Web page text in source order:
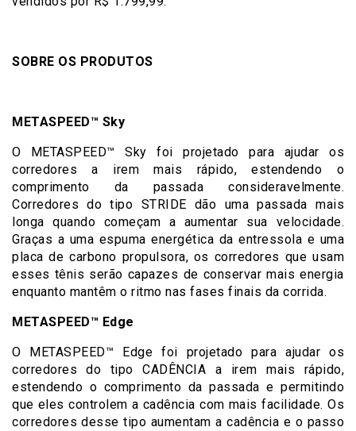
SOBRE OS PRODUTOS
METASPEED™ Sky
O METASPEED™ Sky foi projetado para ajudar os
corredores a irem mais rápido, estendendo o
comprimento da passada consideravelmente.
Corredores do tipo STRIDE dão uma passada mais
longa quando começam a aumentar sua velocidade.
Graças a uma espuma energética da entressola e uma
placa de carbono propulsora, os corredores que usam
esses tênis serão capazes de conservar mais energia
enquanto mantêm o ritmo nas fases finais da corrida.
METASPEED™ Edge
O METASPEED™ Edge foi projetado para ajudar os
corredores do tipo CADÊNCIA a irem mais rápido,
estendendo o comprimento da passada e permitindo
que eles controlem a cadência com mais facilidade. Os
corredores desse tipo aumentam a cadência e o passo